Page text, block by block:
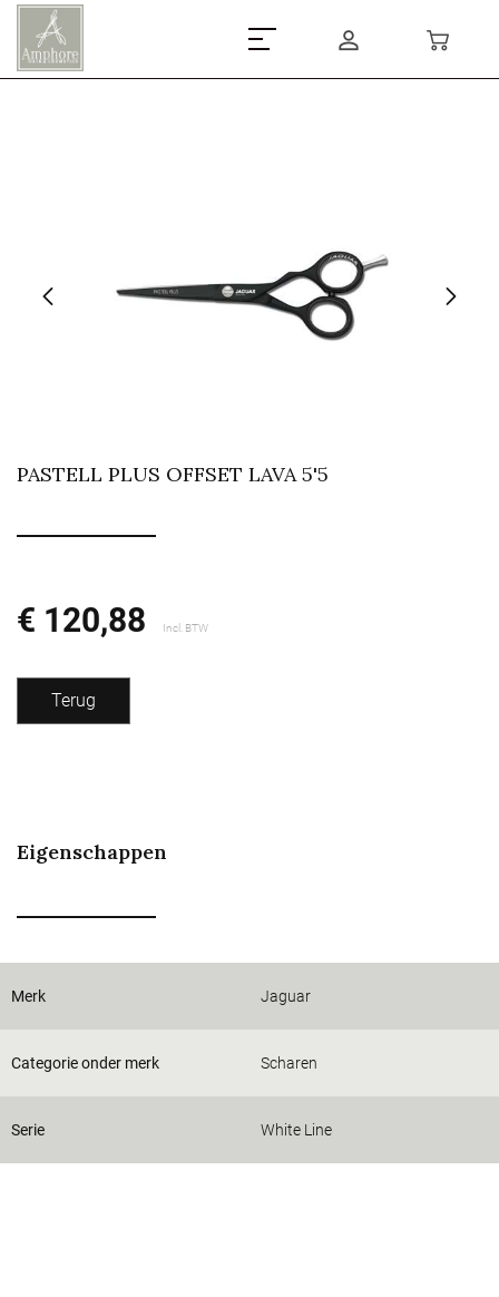
PASTELL PLUS OFFSET LAVA 5'5
€ 120,88 Incl. BTW
Terug
Eigenschappen
Merk Jaguar
Categorie onder merk Scharen
Serie White Line